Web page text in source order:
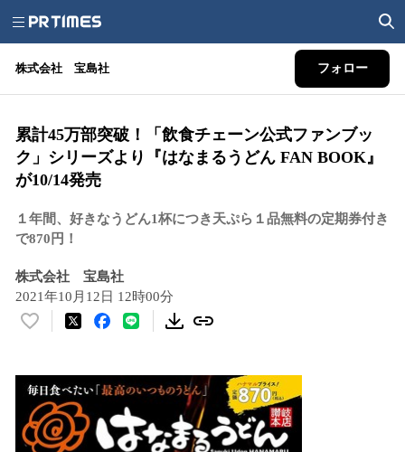
株式会社 宝島社 フォロー
累計45万部突破！「飲食チェーン公式ファンブッ
ク」シリーズより『はなまるうどん FAN BOOK』
が10/14発売
１年間、好きなうどん1杯につき天ぷら１品無料の定期券付き
で870円！
株式会社 宝島社
2021年10月12日 12時00分
い
！
数
を
読